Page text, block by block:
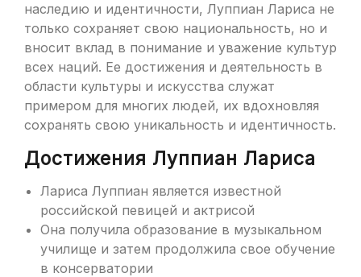
наследию и идентичности, Луппиан Лариса не
только сохраняет свою национальность, но и
вносит вклад в понимание и уважение культур
всех наций. Ее достижения и деятельность в
области культуры и искусства служат
примером для многих людей, их вдохновляя
сохранять свою уникальность и идентичность.
Достижения Луппиан Лариса
Лариса Луппиан является известной
российской певицей и актрисой
Она получила образование в музыкальном
училище и затем продолжила свое обучение
в консерватории